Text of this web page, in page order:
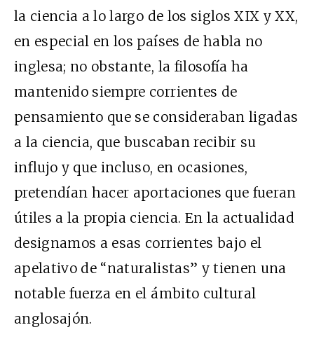
la ciencia a lo largo de los siglos XIX y XX,
en especial en los países de habla no
inglesa; no obstante, la filosofía ha
mantenido siempre corrientes de
pensamiento que se consideraban ligadas
a la ciencia, que buscaban recibir su
influjo y que incluso, en ocasiones,
pretendían hacer aportaciones que fueran
útiles a la propia ciencia. En la actualidad
designamos a esas corrientes bajo el
apelativo de “naturalistas” y tienen una
notable fuerza en el ámbito cultural
anglosajón.